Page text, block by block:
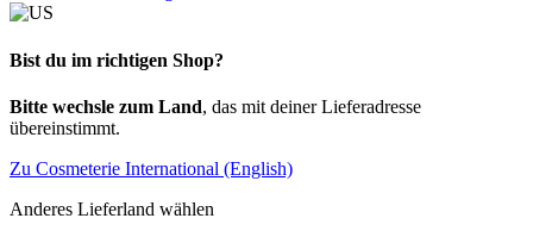
Bist du im richtigen Shop?
Bitte wechsle zum Land, das mit deiner Lieferadresse
übereinstimmt.
Zu Cosmeterie International (English)
Anderes Lieferland wählen